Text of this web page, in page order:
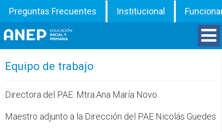
Preguntas Frecuentes Institucional
Divisiones
Departamentos
Inspecciones
Equipo de trabajo
Directora del PAE: Mtra.Ana María Novo
Maestro adjunto a la Dirección del PAE Nicolás Guedes